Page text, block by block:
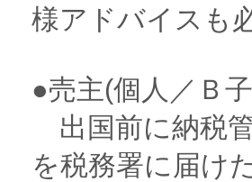
様アドバイスも
●売主(個人／Ｂ
出国前に納税
を税務署に届け